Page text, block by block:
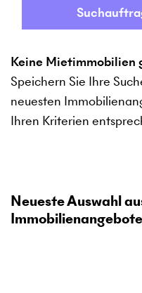
Keine Mietimmobilien
Speichern Sie Ihre
neuesten
Ihren Kriterien
Neueste Auswahl